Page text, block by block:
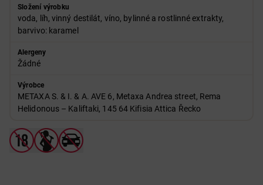
Složení výrobku
voda, líh, vinný destilát, víno, bylinné a rostlinné extrakty,
barvivo: karamel
Alergeny
Žádné
Výrobce
METAXA S. & I. & A. AVE 6, Metaxa Andrea street, Rema
Helidonous – Kaliftaki, 145 64 Kifisia Attica Řecko